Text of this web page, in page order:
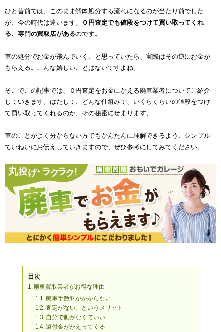
ひと昔前では、このまま解体処分する流れになるのが当たり前でした
が、今の時代は違います。
０円査定でも値段をつけて買い取ってくれ
る、専門の買取店があるのです。
車の処分でお金が飛んでいく、と思っていたら、実際はその逆にお金が
もらえる。こんな嬉しいことはないですよね。
そこでこの記事では、０円査定をお金にかえる廃車業者についてご紹介
していきます。はたして、どんな仕組みで、いくらくらいの値段をつけ
て買い取ってくれるのか、その秘密にせまります。
車のことがよく分からない方でもかんたんに理解できるよう、シンプル
ていねいにお伝えしていきますので、ぜひ参考にしてみてください。
目次
廃車買取業者がお得な理由
廃車手数料がかからない
査定がない、というメリット
自分で動かなくていい
還付金がかえってくる